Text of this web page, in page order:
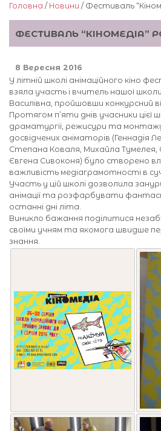
Головна / Новини / Фестиваль
ФЕСТИВАЛЬ “КІНОМЕДІА”
8 Вересня 2016
У літній школі анімаційного кіно
взяла участь і вчитель нашої
Василівна, пройшовши конкурсний
Протягом п’яти днів учасники цієї
драматургії, режисури та
досвідчених аніматорів (Геннадія
Степана Коваля, Михайла
Євгена Сивоконя) було створено
важливість медіаграмотності в
Участь у цій школі дозволила
анімації та розфарбувати
останні дні літа.
Виникло бажання поділитися
своїми учням та якомога швидше
знання.